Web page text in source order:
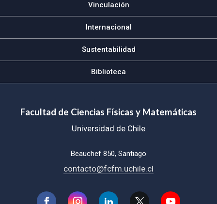
Vinculación
Internacional
Sustentabilidad
Biblioteca
Facultad de Ciencias Físicas y Matemáticas
Universidad de Chile
Beauchef 850, Santiago
contacto@fcfm.uchile.cl